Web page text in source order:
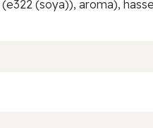
(soya)), aroma),